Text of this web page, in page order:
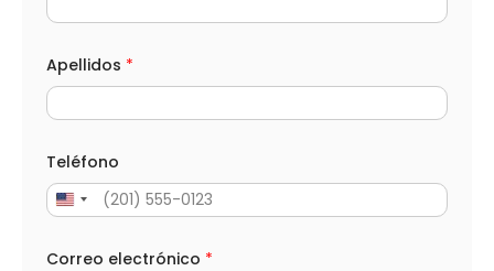
Apellidos *
Teléfono
Correo electrónico *